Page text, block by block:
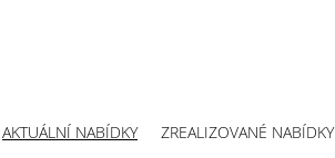
AKTUÁLNÍ NABÍDKY ZREALIZOVANÉ NABÍDKY